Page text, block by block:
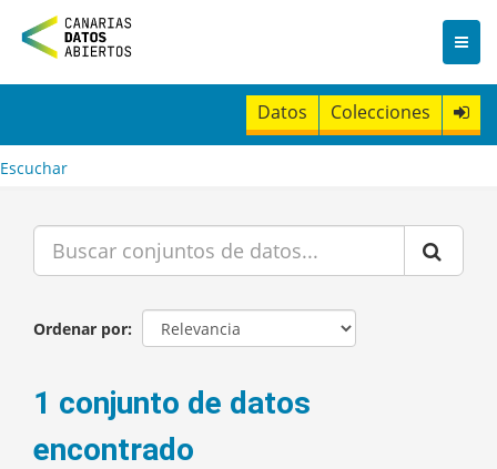
n
t
Datos Colecciones
Escuchar
Ordenar por
1 conjunto de datos
encontrado